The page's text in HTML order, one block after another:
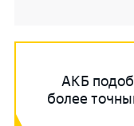
АКБ
более